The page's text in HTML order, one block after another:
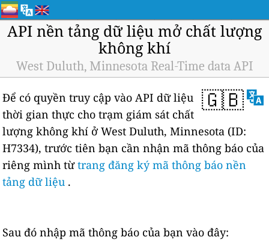
API nền tảng dữ liệu mở chất lượng
không khí
West Duluth, Minnesota Real-Time data API
🇬🇧
Để có quyền truy cập vào API dữ liệu
thời gian thực cho trạm giám sát chất
lượng không khí ở West Duluth, Minnesota (ID:
H7334), trước tiên bạn cần nhận mã thông báo của
riêng mình từtrang đăng ký mã thông báo nền
tảng dữ liệu .
Sau đó nhập mã thông báo của bạn vào đây: